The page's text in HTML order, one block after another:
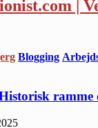
Blogging